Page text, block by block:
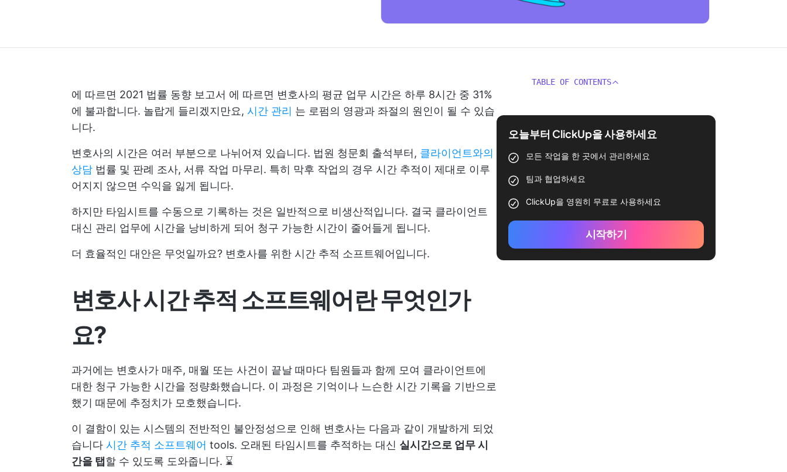
에 따르면 2021 법률 동향 보고서 에 따르면 변호사의 평균 업무 시간은 하루 8시간 중 31%
에 불과합니다. 놀랍게 들리겠지만요, 시간 관리 는 로펌의 영광과 좌절의 원인이 될 수 있습
니다.
변호사의 시간은 여러 부분으로 나뉘어져 있습니다. 법원 청문회 출석부터, 클라이언트와의
상담 법률 및 판례 조사, 서류 작업 마무리. 특히 막후 작업의 경우 시간 추적이 제대로 이루
어지지 않으면 수익을 잃게 됩니다.
하지만 타임시트를 수동으로 기록하는 것은 일반적으로 비생산적입니다. 결국 클라이언트
대신 관리 업무에 시간을 낭비하게 되어 청구 가능한 시간이 줄어들게 됩니다.
더 효율적인 대안은 무엇일까요? 변호사를 위한 시간 추적 소프트웨어입니다.
변호사 시간 추적 소프트웨어란 무엇인가
요?
과거에는 변호사가 매주, 매월 또는 사건이 끝날 때마다 팀원들과 함께 모여 클라이언트에
대한 청구 가능한 시간을 정량화했습니다. 이 과정은 기억이나 느슨한 시간 기록을 기반으로
했기 때문에 추정치가 모호했습니다.
이 결함이 있는 시스템의 전반적인 불안정성으로 인해 변호사는 다음과 같이 개발하게 되었
습니다 시간 추적 소프트웨어 tools. 오래된 타임시트를 추적하는 대신 실시간으로 업무 시
간을 탭 할 수 있도록 도와줍니다. ⌛
TABLE OF CONTENTS
오늘부터 ClickUp을 사용하세요
모든 작업을 한 곳에서 관리하세요
팀과 협업하세요
ClickUp을 영원히 무료로 사용하세요
시작하기